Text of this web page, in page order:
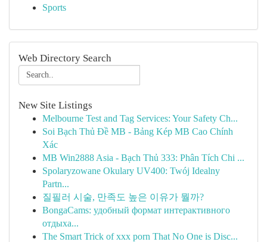
Sports
Web Directory Search
New Site Listings
Melbourne Test and Tag Services: Your Safety Ch...
Soi Bạch Thủ Đề MB - Bảng Kép MB Cao Chính
Xác
MB Win2888 Asia - Bạch Thủ 333: Phân Tích Chi ...
Spolaryzowane Okulary UV400: Twój Idealny
Partn...
질필러 시술, 만족도 높은 이유가 뭘까?
BongaCams: удобный формат интерактивного
отдыха...
The Smart Trick of xxx porn That No One is Disc...